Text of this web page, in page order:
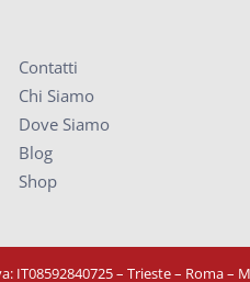
Contatti
Chi Siamo
Dove Siamo
Blog
Shop
IT08592840725– Trieste – Roma –